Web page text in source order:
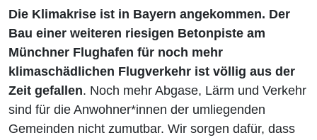
Die Klimakrise ist in Bayern angekommen. Der
Bau einer weiteren riesigen Betonpiste am
Münchner Flughafen für noch mehr
klimaschädlichen Flugverkehr ist völlig aus der
Zeit gefallen. Noch mehr Abgase, Lärm und Verkehr
sind für die Anwohner*innen der umliegenden
Gemeinden nicht zumutbar. Wir sorgen dafür, dass